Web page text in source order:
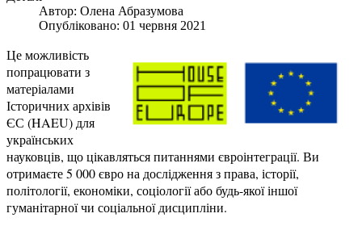
Автор: Олена Абразумова
Опубліковано: 01 червня 2021
Це можливість
попрацювати з
матеріалами
Історичних архівів
ЄС (HAEU) для
українських
науковців, що цікавляться питаннями євроінтеграції. Ви
отримаєте 5 000 євро на дослідження з права, історії,
політології, економіки, соціології або будь-якої іншої
гуманітарної чи соціальної дисципліни.